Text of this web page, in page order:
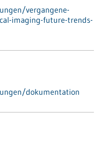
vergangene-
imaging-future-trends-
dokumentation